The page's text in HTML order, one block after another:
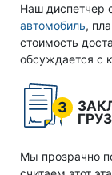
Наш диспетчер
автомобиль,
стоимость
обсуждается с
3
Мы прозрачно